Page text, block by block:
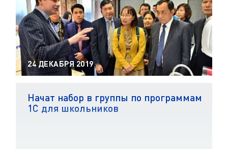
24 ДЕКАБРЯ 2019
Начат набор в группы по программам
1С для школьников